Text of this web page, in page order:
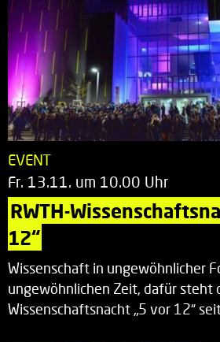
EVENT
Fr. 13.11. um 10.00 Uhr
RWTH-
12“
Wissenschaft in ungewöhnlicher
ungewöhnlichen Zeit, dafür steht
Wissenschaftsnacht „5 vor 12“